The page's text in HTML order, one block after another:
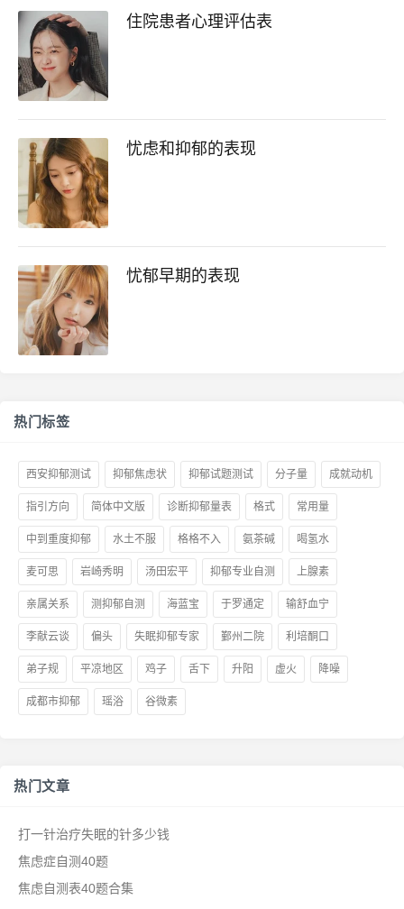
住院患者心理评估表
忧虑和抑郁的表现
忧郁早期的表现
热门标签
西安抑郁测试 抑郁焦虑状 抑郁试题测试 分子量 成就动机
指引方向 简体中文版 诊断抑郁量表 格式 常用量
中到重度抑郁 水土不服 格格不入 氨茶碱 喝氢水
麦可思 岩崎秀明 汤田宏平 抑郁专业自测 上腺素
亲属关系 测抑郁自测 海蓝宝 于罗通定 输舒血宁
李献云谈 偏头 失眠抑郁专家 鄞州二院 利培酮口
弟子规 平凉地区 鸡子 舌下 升阳 虚火 降噪
成都市抑郁 瑶浴 谷微素
热门文章
打一针治疗失眠的针多少钱
焦虑症自测40题
焦虑自测表40题合集